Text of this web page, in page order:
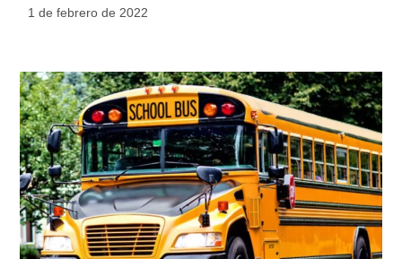
1 de febrero de 2022